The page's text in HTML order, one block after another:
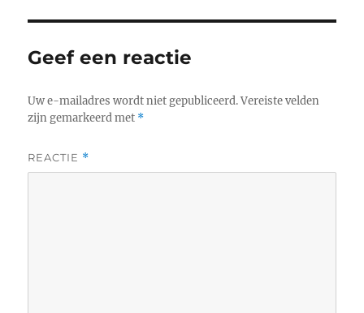
Geef een reactie
Uw e-mailadres wordt niet gepubliceerd. Vereiste velden
zijn gemarkeerd met *
REACTIE *